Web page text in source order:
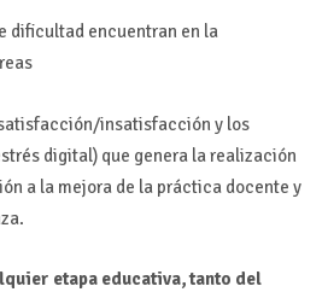
dificultad encuentran en la
insatisfacción y los
digital) que genera la realización
a la mejora de la práctica docente y
etapa educativa, tanto del